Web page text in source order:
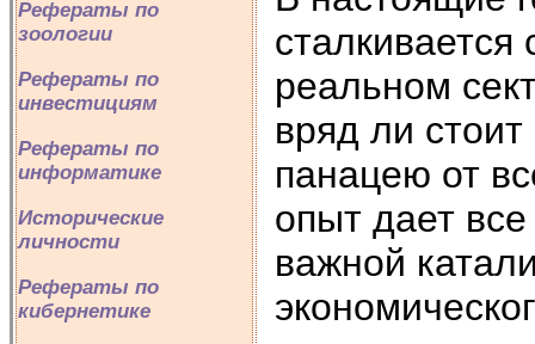
Рефераты по
зоологии
Рефераты по
инвестициям
Рефераты по
информатике
Исторические
личности
Рефераты по
кибернетике
реальном
вряд ли
панацею от
опыт дает
важной